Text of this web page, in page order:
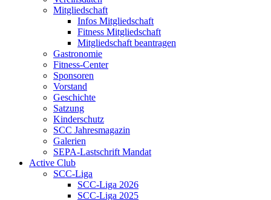
Mitgliedschaft
Infos Mitgliedschaft
Fitness Mitgliedschaft
Mitgliedschaft beantragen
Gastronomie
Fitness-Center
Sponsoren
Vorstand
Geschichte
Satzung
Kinderschutz
SCC Jahresmagazin
Galerien
SEPA-Lastschrift Mandat
Active Club
SCC-Liga
SCC-Liga 2026
SCC-Liga 2025